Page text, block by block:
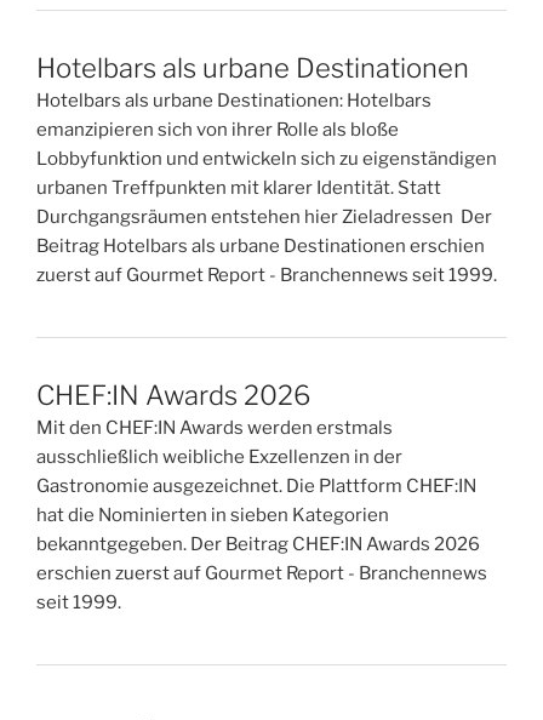
Hotelbars als urbane Destinationen
Hotelbars als urbane Destinationen: Hotelbars
emanzipieren sich von ihrer Rolle als bloße
Lobbyfunktion und entwickeln sich zu eigenständigen
urbanen Treffpunkten mit klarer Identität. Statt
Durchgangsräumen entstehen hier Zieladressen Der
Beitrag Hotelbars als urbane Destinationen erschien
zuerst auf Gourmet Report - Branchennews seit 1999.
CHEF:IN Awards 2026
Mit den CHEF:IN Awards werden erstmals
ausschließlich weibliche Exzellenzen in der
Gastronomie ausgezeichnet. Die Plattform CHEF:IN
hat die Nominierten in sieben Kategorien
bekanntgegeben. Der Beitrag CHEF:IN Awards 2026
erschien zuerst auf Gourmet Report - Branchennews
seit 1999.